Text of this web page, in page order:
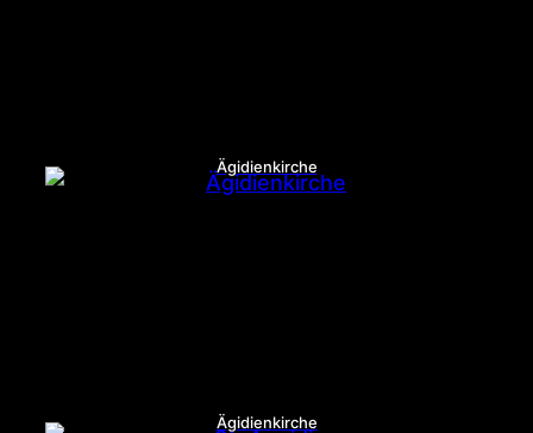
Ägidienkirche
Ägidienkirche